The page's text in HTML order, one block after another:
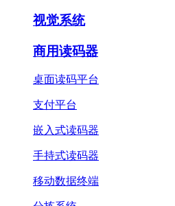
视觉系统
商用读码器
桌面读码平台
支付平台
嵌入式读码器
手持式读码器
移动数据终端